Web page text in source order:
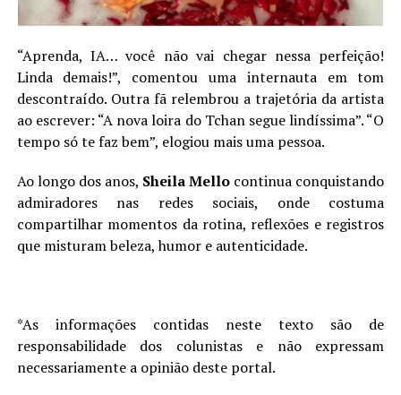
“Aprenda, IA… você não vai chegar nessa perfeição!
Linda demais!”, comentou uma internauta em tom
descontraído. Outra fã relembrou a trajetória da artista
ao escrever: “A nova loira do Tchan segue lindíssima”. “O
tempo só te faz bem”, elogiou mais uma pessoa.
Ao longo dos anos, Sheila Mello continua conquistando
admiradores nas redes sociais, onde costuma
compartilhar momentos da rotina, reflexões e registros
que misturam beleza, humor e autenticidade.
*As informações contidas neste texto são de
responsabilidade dos colunistas e não expressam
necessariamente a opinião deste portal.